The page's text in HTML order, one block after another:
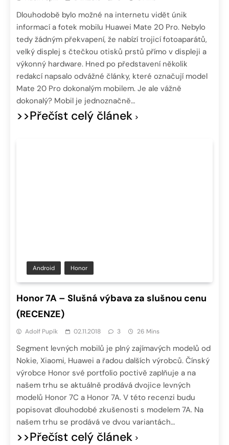
Dlouhodobě bylo možné na internetu vidět únik
informací a fotek mobilu Huawei Mate 20 Pro. Nebylo
tedy žádným překvapení, že nabízí trojicí fotoaparátů,
velký displej s čtečkou otisků prstů přímo v displeji a
výkonný hardware. Hned po představení několik
redakcí napsalo odvážné články, které označují model
Mate 20 Pro dokonalým mobilem. Je ale vážně
dokonalý? Mobil je jednoznačně…
>>Přečíst celý článek
Android Honor
Honor 7A – Slušná výbava za slušnou cenu
(RECENZE)
Adolf Pupík 02.11.2018 3 26 Mins
Segment levných mobilů je plný zajímavých modelů od
Nokie, Xiaomi, Huawei a řadou dalších výrobců. Čínský
výrobce Honor své portfolio poctivě zaplňuje a na
našem trhu se aktuálně prodává dvojice levných
modelů Honor 7C a Honor 7A. V této recenzi budu
popisovat dlouhodobé zkušenosti s modelem 7A. Na
našem trhu se prodává ve dvou variantách…
>>Přečíst celý článek